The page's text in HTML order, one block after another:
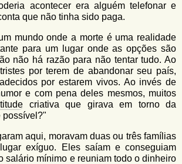
acontecer era alguém telefonar e
que não tinha sido paga.
mundo onde a morte é uma realidade
para um lugar onde as opções são
não há razão para não tentar tudo. Ao
por terem de abandonar seu país,
por estarem vivos. Ao invés de
e com pena deles mesmos, muitos
criativa que girava em torno da
possível?"
aqui, moravam duas ou três famílias
exíguo. Eles saíam e conseguiam
salário mínimo e reuniam todo o dinheiro